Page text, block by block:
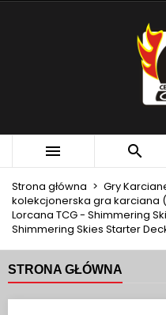
 
Strona główna Gry
kolekcjonerska gra karciana
Lorcana TCG - Shimmering
Shimmering Skies Starter
STRONA GŁÓWNA
MOJE LISTY
Utwórz nową listę
UTWÓRZ LISTĘ
ZALOGUJ SIĘ
MUSISZ BYĆ
NA SWOJEJ LIŚCIE